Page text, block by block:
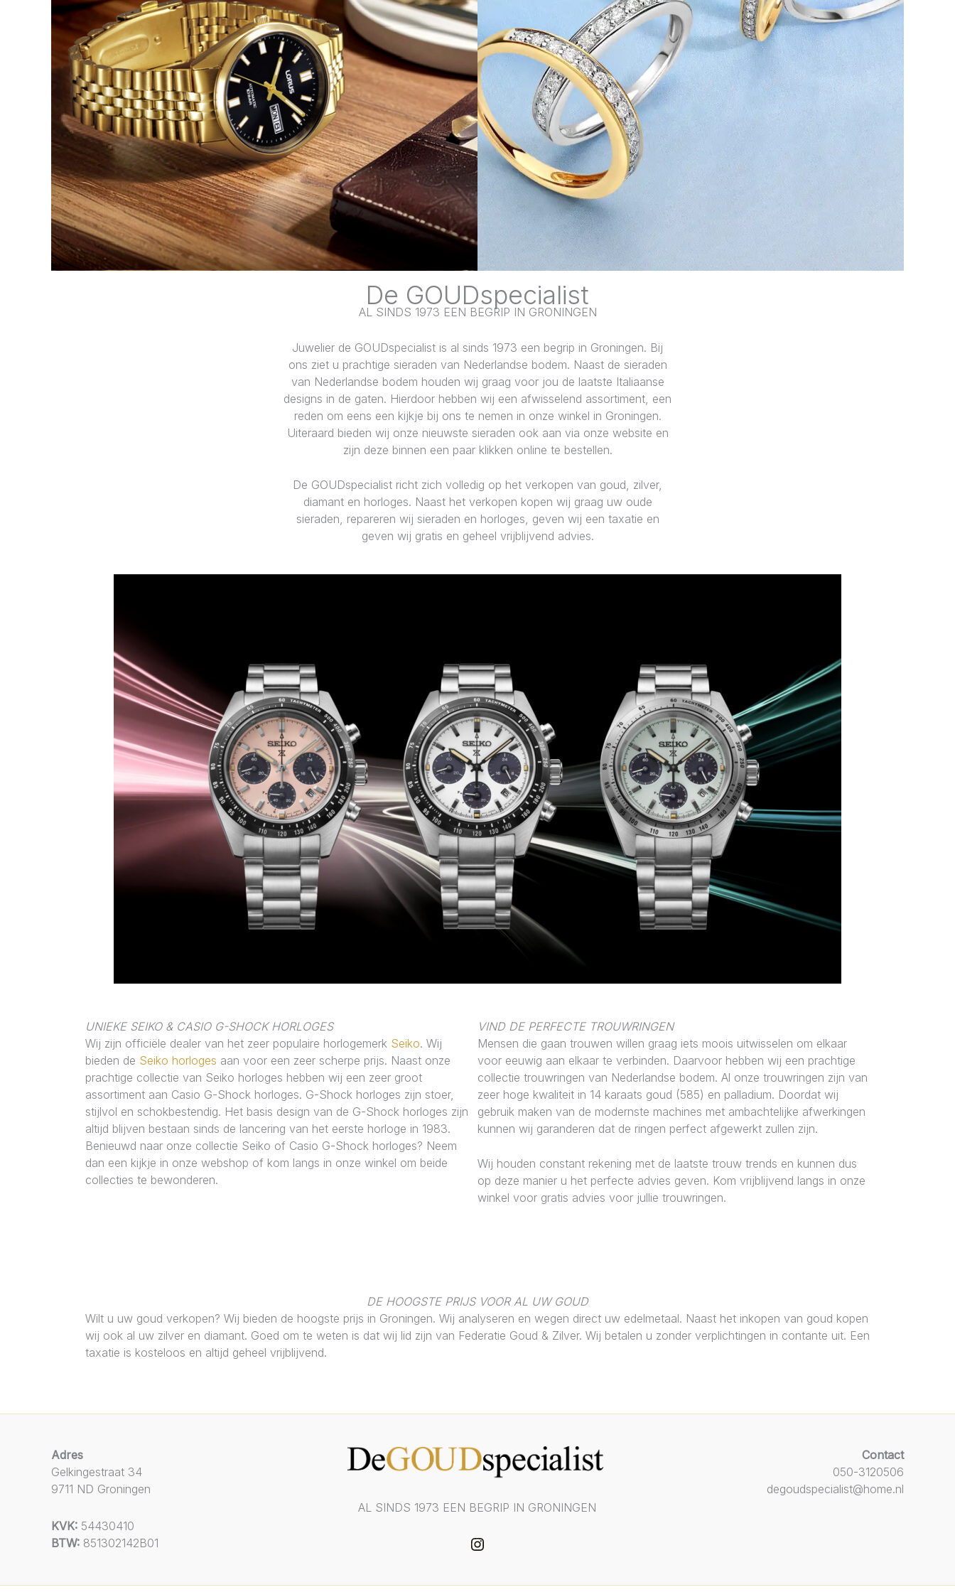
De GOUDspecialist
AL SINDS 1973 EEN BEGRIP IN GRONINGEN
Juwelier de GOUDspecialist is al sinds 1973 een begrip in Groningen. Bij
ons ziet u prachtige sieraden van Nederlandse bodem. Naast de sieraden
van Nederlandse bodem houden wij graag voor jou de laatste Italiaanse
designs in de gaten. Hierdoor hebben wij een afwisselend assortiment, een
reden om eens een kijkje bij ons te nemen in onze winkel in Groningen.
Uiteraard bieden wij onze nieuwste sieraden ook aan via onze website en
zijn deze binnen een paar klikken online te bestellen.
De GOUDspecialist richt zich volledig op het verkopen van goud, zilver,
diamant en horloges. Naast het verkopen kopen wij graag uw oude
sieraden, repareren wij sieraden en horloges, geven wij een taxatie en
geven wij gratis en geheel vrijblijvend advies.
UNIEKE SEIKO & CASIO G-SHOCK HORLOGES
Wij zijn officiële dealer van het zeer populaire horlogemerk Seiko. Wij
bieden de Seiko horloges aan voor een zeer scherpe prijs. Naast onze
prachtige collectie van Seiko horloges hebben wij een zeer groot
assortiment aan Casio G-Shock horloges. G-Shock horloges zijn stoer,
stijlvol en schokbestendig. Het basis design van de G-Shock horloges zijn
altijd blijven bestaan sinds de lancering van het eerste horloge in 1983.
Benieuwd naar onze collectie Seiko of Casio G-Shock horloges? Neem
dan een kijkje in onze webshop of kom langs in onze winkel om beide
collecties te bewonderen.
VIND DE PERFECTE TROUWRINGEN
Mensen die gaan trouwen willen graag iets moois uitwisselen om elkaar
voor eeuwig aan elkaar te verbinden. Daarvoor hebben wij een prachtige
collectie trouwringen van Nederlandse bodem. Al onze trouwringen zijn van
zeer hoge kwaliteit in 14 karaats goud (585) en palladium. Doordat wij
gebruik maken van de modernste machines met ambachtelijke afwerkingen
kunnen wij garanderen dat de ringen perfect afgewerkt zullen zijn.
Wij houden constant rekening met de laatste trouw trends en kunnen dus
op deze manier u het perfecte advies geven. Kom vrijblijvend langs in onze
winkel voor gratis advies voor jullie trouwringen.
DE HOOGSTE PRIJS VOOR AL UW GOUD
Wilt u uw goud verkopen? Wij bieden de hoogste prijs in Groningen. Wij analyseren en wegen direct uw edelmetaal. Naast het inkopen van goud kopen
wij ook al uw zilver en diamant. Goed om te weten is dat wij lid zijn van Federatie Goud & Zilver. Wij betalen u zonder verplichtingen in contante uit. Een
taxatie is kosteloos en altijd geheel vrijblijvend.
Adres
Gelkingestraat 34
9711 ND Groningen
KVK: 54430410
BTW: 851302142B01
AL SINDS 1973 EEN BEGRIP IN GRONINGEN
Contact
050-3120506
degoudspecialist@home.nl